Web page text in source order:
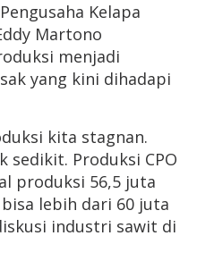
Kelapa
Martono
menjadi
yang kini dihadapi
kita stagnan.
sedikit. Produksi CPO
produksi 56,5 juta
lebih dari 60 juta
industri sawit di